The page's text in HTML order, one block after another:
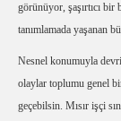
görünüyor, şaşırtıcı bir
tanımlamada yaşanan
Nesnel konumuyla
olaylar toplumu genel
geçebilsin. Mısır işçi